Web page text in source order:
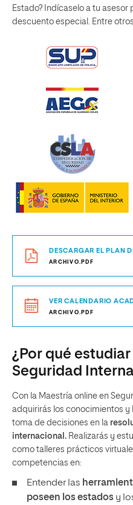
Estado? Indícaselo a tu
descuento especial. Entre
DESCARGAR EL PLAN
ARCHIVO.PDF
VER CALENDARIO
ARCHIVO.PDF
¿Por qué
Seguridad
Con la Maestría online en
adquirirás los conocimientos
toma de decisiones en la
internacional. Realizarás y
como talleres prácticos
competencias en:
Entender las
poseen los estados y